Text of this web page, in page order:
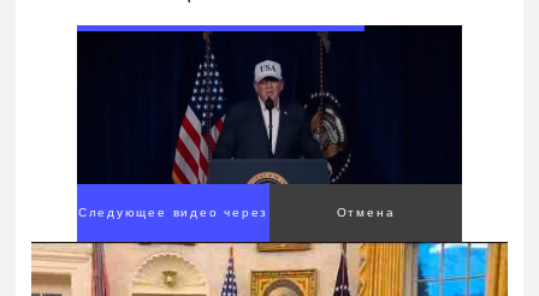
Следующее видео через
4
Отмена